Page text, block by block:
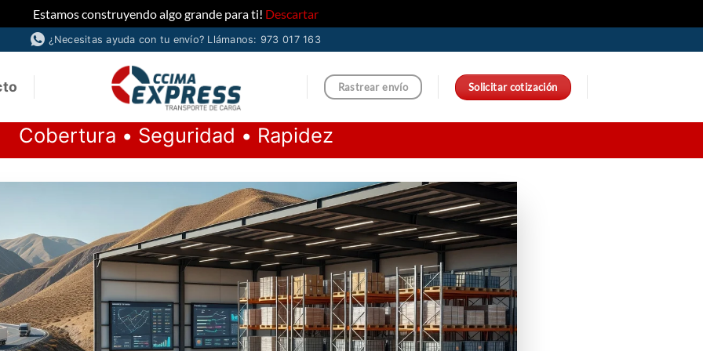
Estamos construyendo algo grande para ti! Descartar
¿Necesitas ayuda con tu envío? Llámanos: 973 017 163
Rastrear envío Solicitar cotización
Cobertura • Seguridad • Rapidez